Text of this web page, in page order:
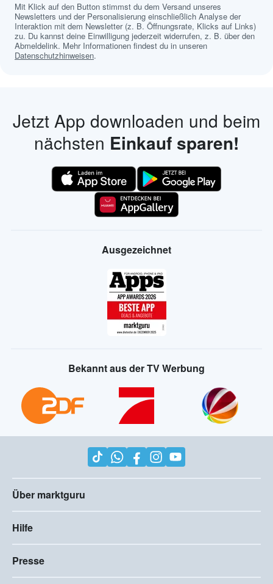
Mit Klick auf den Button stimmst du dem Versand unseres
Newsletters und der Personalisierung einschließlich Analyse der
Interaktion mit dem Newsletter (z. B. Öffnungsrate, Klicks auf Links)
zu. Du kannst deine Einwilligung jederzeit widerrufen, z. B. über den
Abmeldelink. Mehr Informationen findest du in unseren
Datenschutzhinweisen.
Jetzt App downloaden und beim
nächsten Einkauf sparen!
Ausgezeichnet
Bekannt aus der TV Werbung
Über marktguru
Hilfe
Presse